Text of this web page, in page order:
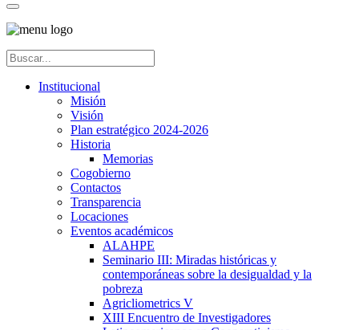
Institucional
Misión
Visión
Plan estratégico 2024-2026
Historia
Memorias
Cogobierno
Contactos
Transparencia
Locaciones
Eventos académicos
ALAHPE
Seminario III: Miradas históricas y
contemporáneas sobre la desigualdad y la
pobreza
Agricliometrics V
XIII Encuentro de Investigadores